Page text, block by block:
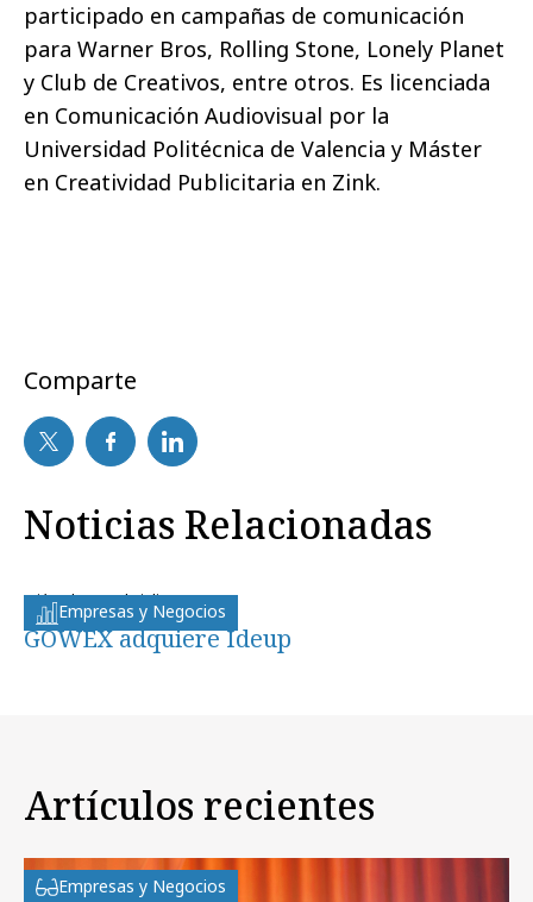
participado en campañas de comunicación
para Warner Bros, Rolling Stone, Lonely Planet
y Club de Creativos, entre otros. Es licenciada
en Comunicación Audiovisual por la
Universidad Politécnica de Valencia y Máster
en Creatividad Publicitaria en Zink.
Comparte
Noticias Relacionadas
Empresas y Negocios
miércoles, 10 de julio 2013
GOWEX adquiere Ideup
Artículos recientes
Empresas y Negocios